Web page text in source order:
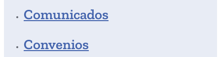
Comunicados
Convenios